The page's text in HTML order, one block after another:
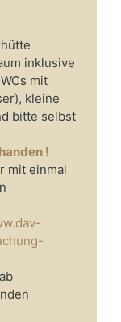
inklusive
mit
kleine
bitte selbst
!
mit einmal